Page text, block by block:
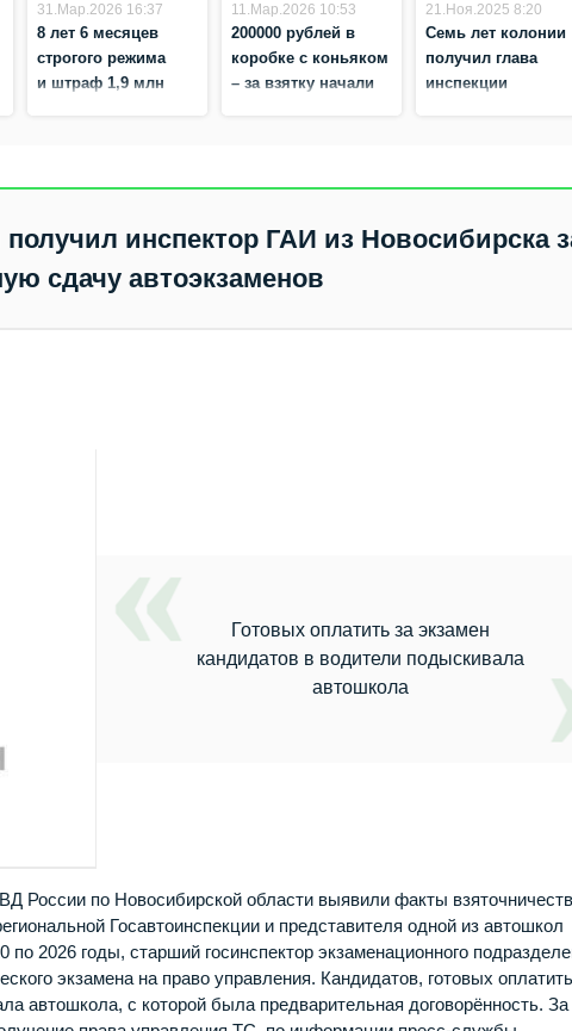
31.Мар.2026 16:37
8 лет 6 месяцев
строгого режима
и штраф 1,9 млн
11.Мар.2026 10:53
200000 рублей в
коробке с коньяком
– за взятку начали
района
21.Ноя.2025 8:20
Семь лет колонии
получил глава
инспекции
Новосибирске
инспектор ГАИ из Новосибирска
сдачу автоэкзаменов
Готовых оплатить за экзамен
кандидатов в водители подыскивала
автошкола
России по Новосибирской области выявили факты
Госавтоинспекции и представителя одной из автошкол
по 2026 годы, старший госинспектор экзаменационного
экзамена на право управления. Кандидатов, готовых оплатить
автошкола, с которой была предварительная договорённость. За